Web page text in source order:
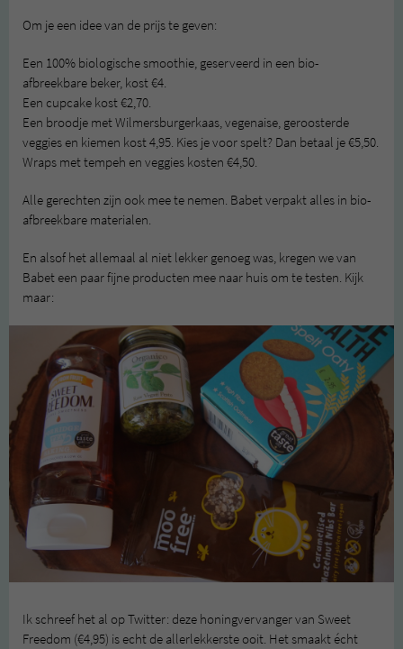
Om je een idee van de prijs te geven:
Een 100% biologische smoothie, geserveerd in een bio-
afbreekbare beker, kost €4.
Een cupcake kost €2,70.
Een broodje met Wilmersburgerkaas, vegenaise, geroosterde
veggies en kiemen kost 4,95. Kies je voor spelt? Dan betaal je €5,50.
Wraps met tempeh en veggies kosten €4,50.
Alle gerechten zijn ook mee te nemen. Babet verpakt alles in bio-
afbreekbare materialen.
En alsof het allemaal al niet lekker genoeg was, kregen we van
Babet een paar fijne producten mee naar huis om te testen. Kijk
maar:
Ik schreef het al op Twitter: deze honingvervanger van Sweet
Freedom (€4,95) is echt de allerlekkerste ooit. Het smaakt écht